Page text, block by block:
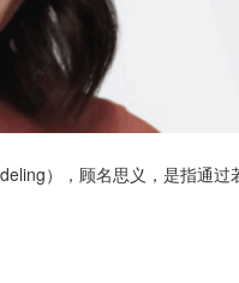
），顾名思义，是指通过